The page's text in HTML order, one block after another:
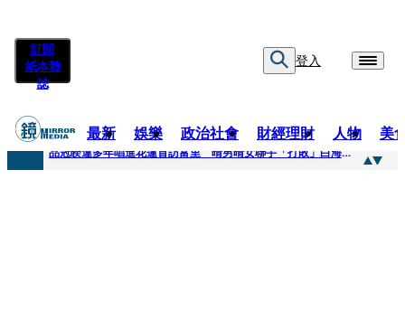
訂閱
紙本雜
誌
登入
最新 娛樂 政治社會 財經理財 人物 美
快訊
品冠睽違多年唱進花蓮首訪富里 晴男晴女聯手「打敗」白海豚颱風